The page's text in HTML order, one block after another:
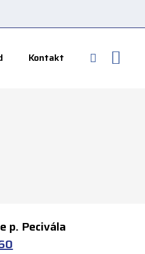
Kontakt
p. Pecivála